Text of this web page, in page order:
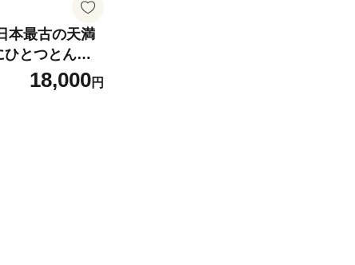
本最古の天満
とつとんぼ
守 合格祈願 生
守り とんぼ玉
18,000円